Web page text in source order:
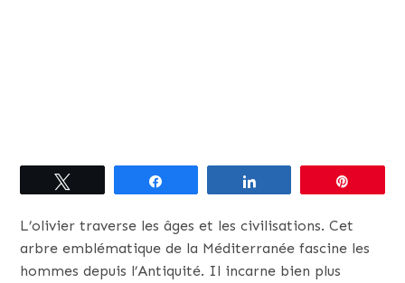
L’olivier traverse les âges et les civilisations. Cet
arbre emblématique de la Méditerranée fascine les
hommes depuis l’Antiquité. Il incarne bien plus